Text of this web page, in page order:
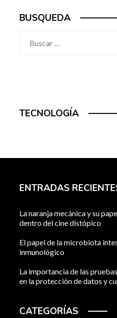
BUSQUEDA
TECNOLOGÍA
ENTRADAS
La naranja mecánica y su
dentro del cine distópico
El papel de la microbiota
inmunológico
La importancia de las
en la protección de datos y
CATEGORÍAS